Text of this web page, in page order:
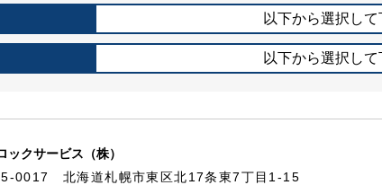
以下から選択し
以下から選択し
ックサービス（株）
0017 北海道札幌市東区北17条東7丁目1-15